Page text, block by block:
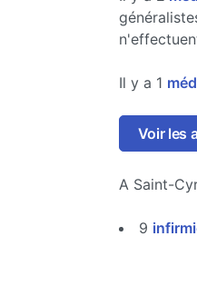
Il y a 1
Voir les
A Saint-
9